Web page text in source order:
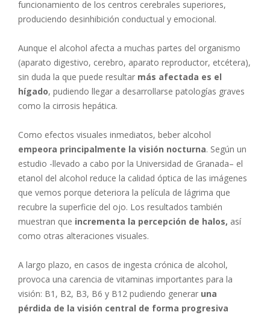
funcionamiento de los centros cerebrales superiores,
produciendo desinhibición conductual y emocional.
Aunque el alcohol afecta a muchas partes del organismo
(aparato digestivo, cerebro, aparato reproductor, etcétera),
sin duda la que puede resultar más afectada es el
hígado, pudiendo llegar a desarrollarse patologías graves
como la cirrosis hepática.
Como efectos visuales inmediatos, beber alcohol
empeora principalmente la visión nocturna. Según un
estudio -llevado a cabo por la Universidad de Granada– el
etanol del alcohol reduce la calidad óptica de las imágenes
que vemos porque deteriora la película de lágrima que
recubre la superficie del ojo. Los resultados también
muestran que incrementa la percepción de halos, así
como otras alteraciones visuales.
A largo plazo, en casos de ingesta crónica de alcohol,
provoca una carencia de vitaminas importantes para la
visión: B1, B2, B3, B6 y B12 pudiendo generar una
pérdida de la visión central de forma progresiva